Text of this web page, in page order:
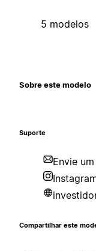
5 modelos
Sobre este modelo
Suporte
Envie
Compartilhar este